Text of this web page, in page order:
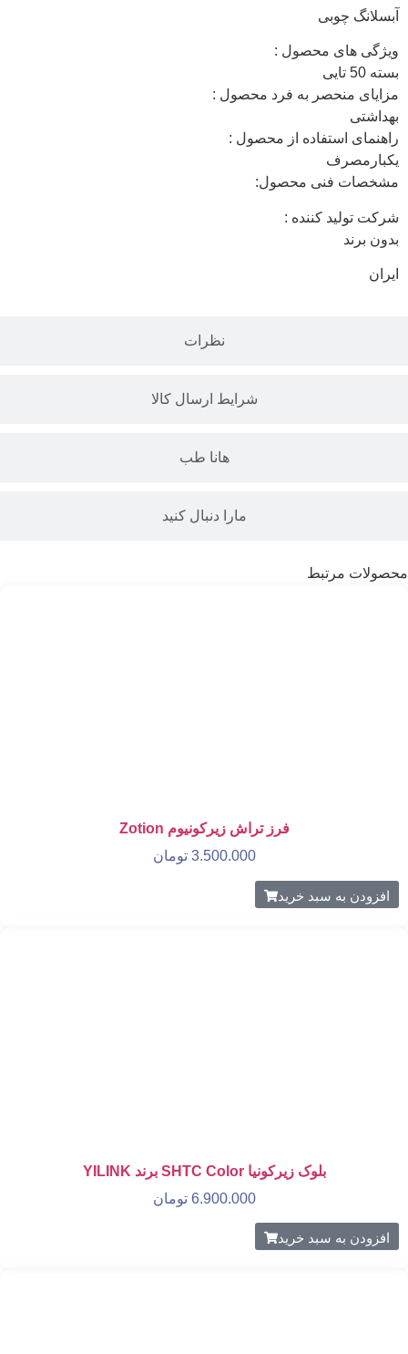
نظرات
شرایط ارسال کالا
هانا طب
مارا دنبال کنید
آبسلانگ چوبی
ویژگی های محصول :
بسته 50 تایی
مزایای منحصر به فرد محصول :
بهداشتی
راهنمای استفاده از محصول :
یکبارمصرف
مشخصات فنی محصول:
شرکت تولید کننده :
بدون برند
ایران
محصولات مرتبط
فرز تراش زیرکونیوم Zotion
3.500.000 تومان
افزودن به سبد خرید
بلوک زیرکونیا SHTC Color برند YILINK
6.900.000 تومان
افزودن به سبد خرید